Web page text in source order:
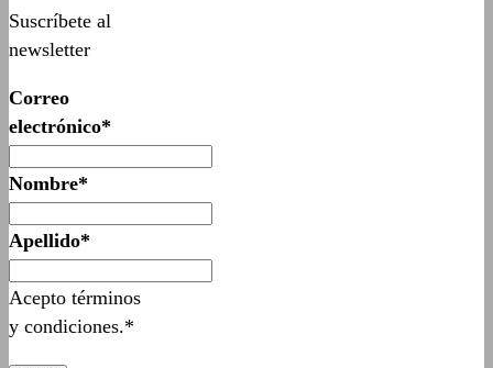
Suscríbete al
newsletter
Correo
electrónico*
Nombre*
Apellido*
Acepto términos
y condiciones.*